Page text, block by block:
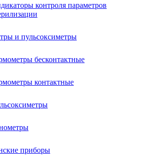
контроля параметров
и пульсоксиметры
бесконтактные
контактные
приборы